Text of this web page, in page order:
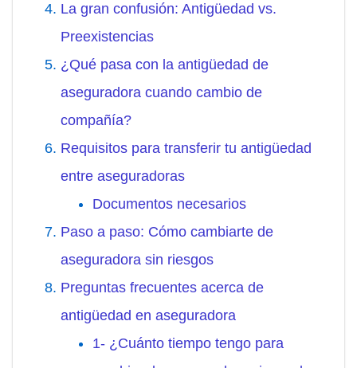
La gran confusión: Antigüedad vs.
Preexistencias
¿Qué pasa con la antigüedad de
aseguradora cuando cambio de
compañía?
Requisitos para transferir tu antigüedad
entre aseguradoras
Documentos necesarios
Paso a paso: Cómo cambiarte de
aseguradora sin riesgos
Preguntas frecuentes acerca de
antigüedad en aseguradora
1- ¿Cuánto tiempo tengo para